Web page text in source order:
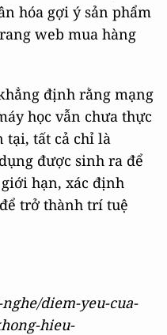
hóa gợi ý sản phẩm
web mua hàng
định rằng mạng
học vẫn chưa thực
tại, tất cả chỉ là
được sinh ra để
hạn, xác định
trở thành trí tuệ
diem-yeu-cua-
hieu-